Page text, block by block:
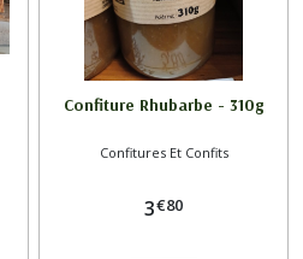
Confiture Rhubarbe - 310g
Confitures Et Confits
3€80